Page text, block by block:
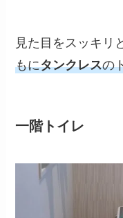
見た目をスッキリ
もにタンクレスの
一階トイレ